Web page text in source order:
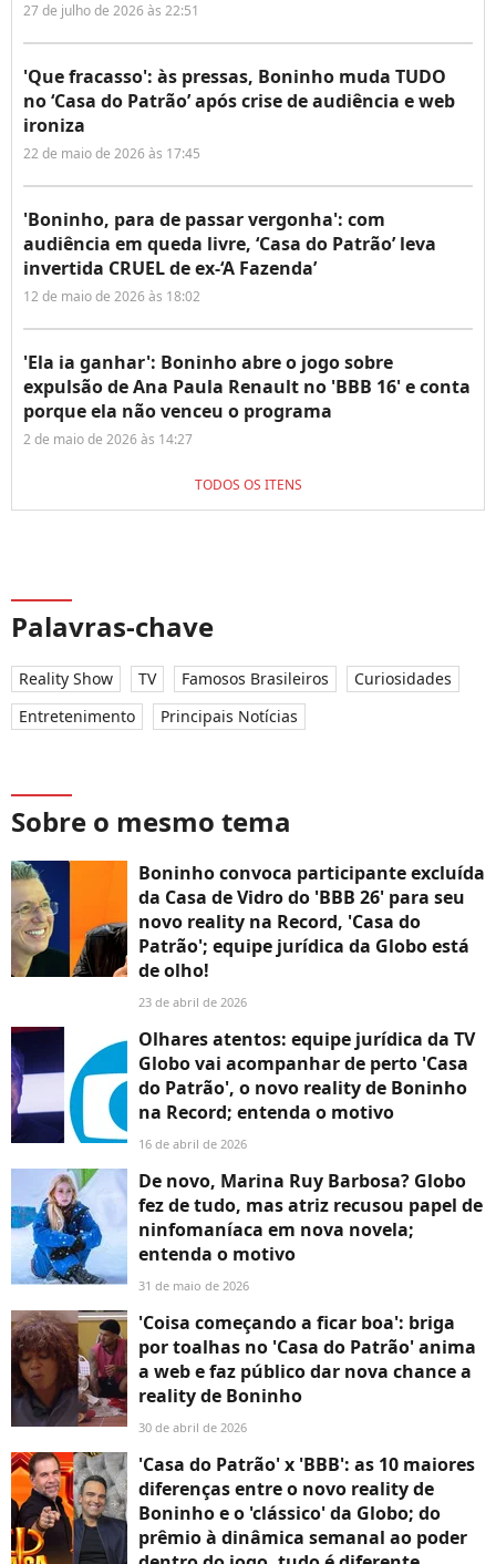
27 de julho de 2026 às 22:51
'Que fracasso': às pressas, Boninho muda TUDO
no ‘Casa do Patrão’ após crise de audiência e web
ironiza
22 de maio de 2026 às 17:45
'Boninho, para de passar vergonha': com
audiência em queda livre, ‘Casa do Patrão’ leva
invertida CRUEL de ex-‘A Fazenda’
12 de maio de 2026 às 18:02
'Ela ia ganhar': Boninho abre o jogo sobre
expulsão de Ana Paula Renault no 'BBB 16' e conta
porque ela não venceu o programa
2 de maio de 2026 às 14:27
TODOS OS ITENS
Palavras-chave
Reality Show TV Famosos Brasileiros
Curiosidades
Entretenimento
Principais Notícias
Sobre o mesmo tema
Boninho convoca participante excluída
da Casa de Vidro do 'BBB 26' para seu
novo reality na Record, 'Casa do
Patrão'; equipe jurídica da Globo está
de olho!
23 de abril de 2026
Olhares atentos: equipe jurídica da TV
Globo vai acompanhar de perto 'Casa
do Patrão', o novo reality de Boninho
na Record; entenda o motivo
16 de abril de 2026
De novo, Marina Ruy Barbosa? Globo
fez de tudo, mas atriz recusou papel de
ninfomaníaca em nova novela;
entenda o motivo
31 de maio de 2026
'Coisa começando a ficar boa': briga
por toalhas no 'Casa do Patrão' anima
a web e faz público dar nova chance a
reality de Boninho
30 de abril de 2026
'Casa do Patrão' x 'BBB': as 10 maiores
diferenças entre o novo reality de
Boninho e o 'clássico' da Globo; do
prêmio à dinâmica semanal ao poder